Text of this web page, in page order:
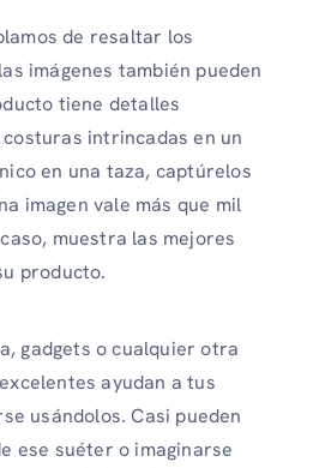
de resaltar los
imágenes también pueden
tiene detalles
intrincadas en un
en una taza, captúrelos
imagen vale más que mil
muestra las mejores
producto.
gadgets o cualquier otra
ayudan a tus
usándolos. Casi pueden
ese suéter o imaginarse